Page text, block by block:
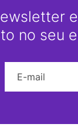
no seu